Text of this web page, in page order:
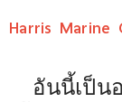
Harris Marine
อันนี้เป็นอ